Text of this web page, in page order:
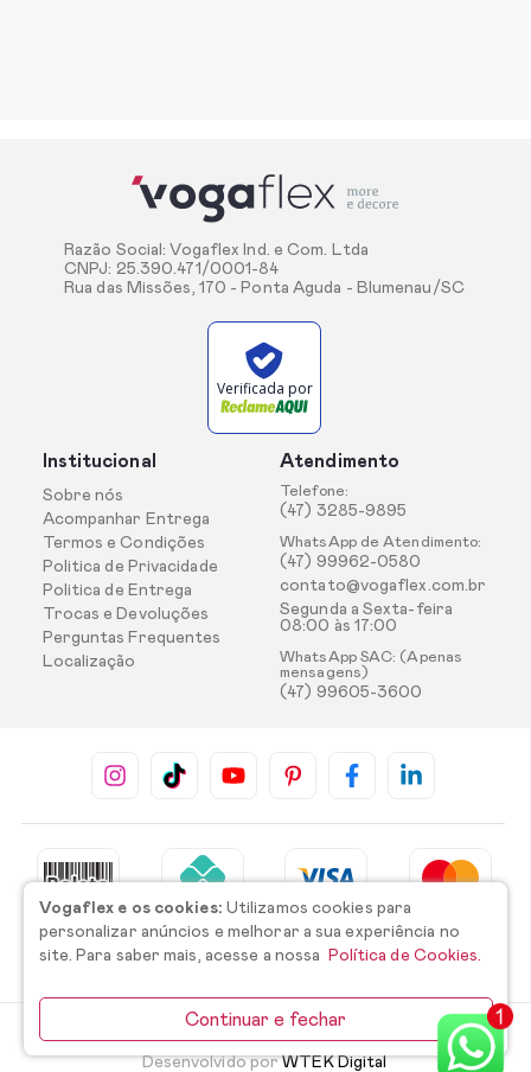
Razão Social: Vogaflex Ind. e Com. Ltda
CNPJ: 25.390.471/0001-84
Rua das Missões, 170 - Ponta Aguda - Blumenau/SC
Verificada por
Institucional
Sobre nós
Acompanhar Entrega
Termos e Condições
Politica de Privacidade
Politica de Entrega
Trocas e Devoluções
Perguntas Frequentes
Localização
Atendimento
Telefone:
(47) 3285-9895
WhatsApp de Atendimento:
(47) 99962-0580
contato@vogaflex.com.br
Segunda a Sexta-feira
08:00 às 17:00
WhatsApp SAC: (Apenas
mensagens)
(47) 99605-3600
©2026 Todos os direitos reservados.
Desenvolvido porWTEK Digital
Vogaflex e os cookies: Utilizamos cookies para
personalizar anúncios e melhorar a sua experiência no
site. Para saber mais, acesse a nossa
Política de Cookies.
Continuar e fechar